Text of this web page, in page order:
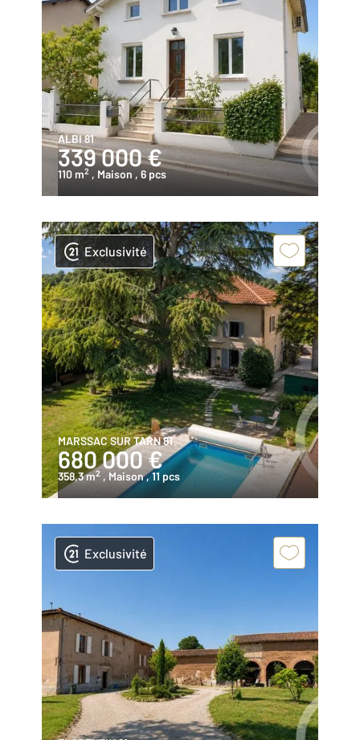
ALBI 81
339 000 €
110 m2 , Maison , 6 pcs
Exclusivité
MARSSAC SUR TARN 81
680 000 €
358,3 m2 , Maison, 11 pcs
Exclusivité